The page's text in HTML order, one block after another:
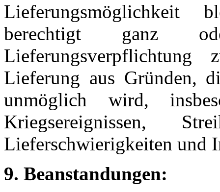
berechtigt ganz
Lieferung aus Gründen,
unmöglich wird,
Kriegsereignissen,
Lieferschwierigkeiten und
9. Beanstandungen: